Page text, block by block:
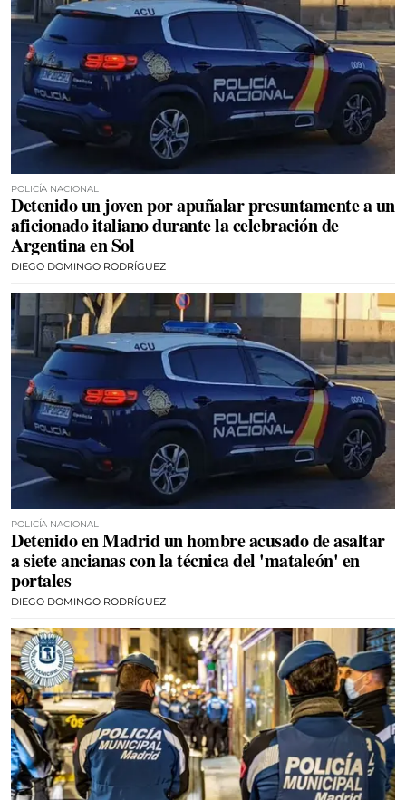
POLICÍA NACIONAL
Detenido un joven por apuñalar presuntamente a un
aficionado italiano durante la celebración de
Argentina en Sol
DIEGO DOMINGO RODRÍGUEZ
POLICÍA NACIONAL
Detenido en Madrid un hombre acusado de asaltar
a siete ancianas con la técnica del 'mataleón' en
portales
DIEGO DOMINGO RODRÍGUEZ